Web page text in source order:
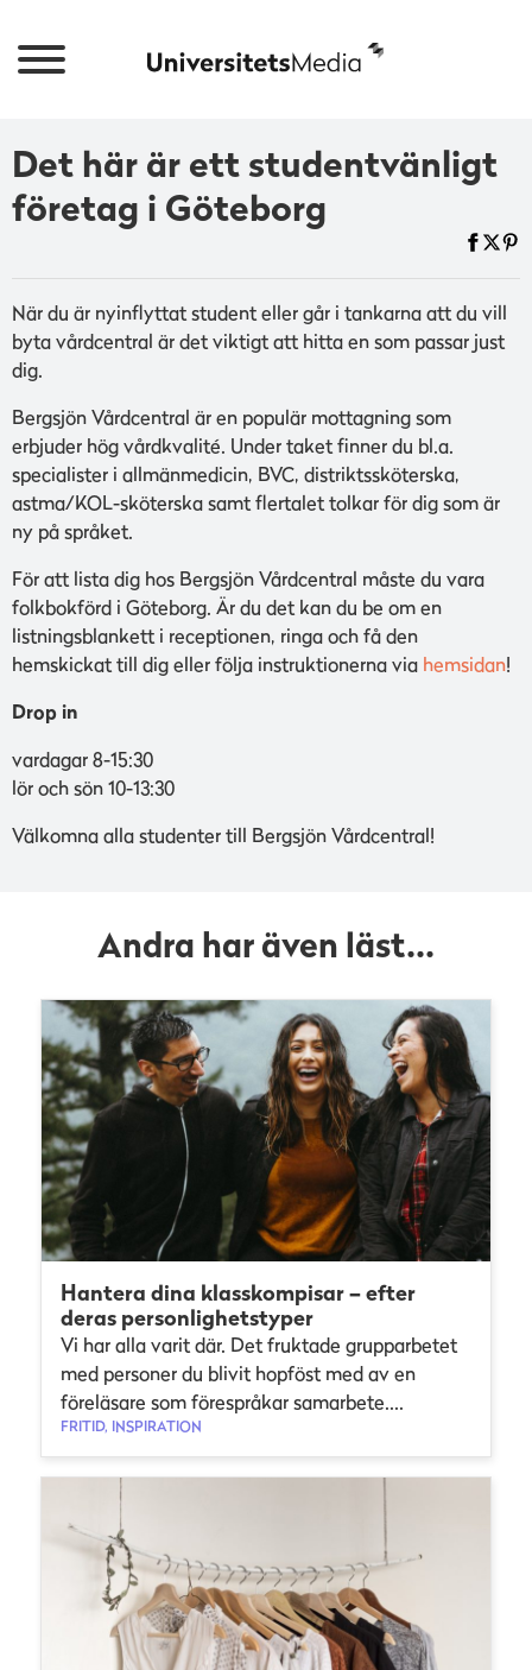
Det här är ett studentvänligt
företag i Göteborg
När du är nyinflyttat student eller går i tankarna att du vill
byta vårdcentral är det viktigt att hitta en som passar just
dig.
Bergsjön Vårdcentral är en populär mottagning som
erbjuder hög vårdkvalité. Under taket finner du bl.a.
specialister i allmänmedicin, BVC, distriktssköterska,
astma/KOL-sköterska samt flertalet tolkar för dig som är
ny på språket.
För att lista dig hos Bergsjön Vårdcentral måste du vara
folkbokförd i Göteborg. Är du det kan du be om en
listningsblankett i receptionen, ringa och få den
hemskickat till dig eller följa instruktionerna via hemsidan!
Drop in
vardagar 8-15:30
lör och sön 10-13:30
Välkomna alla studenter till Bergsjön Vårdcentral!
Andra har även läst...
Hantera dina klasskompisar – efter
deras personlighetstyper
Vi har alla varit där. Det fruktade grupparbetet
med personer du blivit hopföst med av en
föreläsare som förespråkar samarbete....
FRITID, INSPIRATION